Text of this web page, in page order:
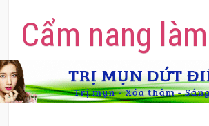
Cẩm nang